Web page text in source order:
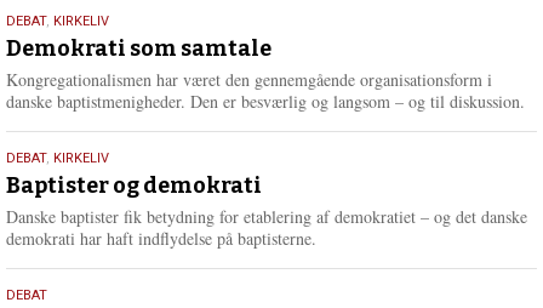
18.
maj
2026
DEBAT, KIRKELIV
Demokrati som samtale
Kongregationalismen har været den gennemgående organisationsform i
danske baptistmenigheder. Den er besværlig og langsom – og til diskussion.
18.
maj
2026
DEBAT, KIRKELIV
Baptister og demokrati
Danske baptister fik betydning for etablering af demokratiet – og det danske
demokrati har haft indflydelse på baptisterne.
18.
DEBAT